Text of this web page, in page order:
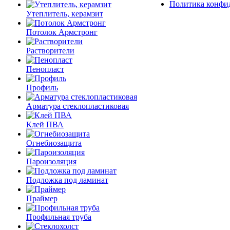
Утеплитель, керамзит
Потолок Армстронг
Растворители
Пенопласт
Профиль
Арматура стеклопластиковая
Клей ПВА
Огнебиозащита
Пароизоляция
Подложка под ламинат
Праймер
Профильная труба
Политика